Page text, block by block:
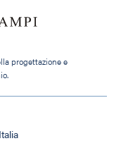
progettazione e